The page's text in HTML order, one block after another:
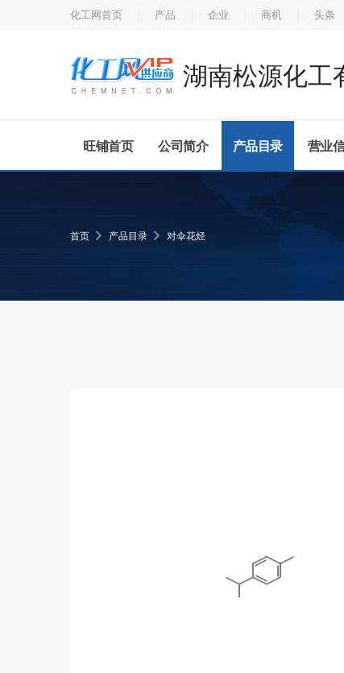
化工网首页 产品 企业 商机 头条
湖南松源化工
旺铺首页 公司简介 产品目录 营业
首页 产品目录 对伞花烃